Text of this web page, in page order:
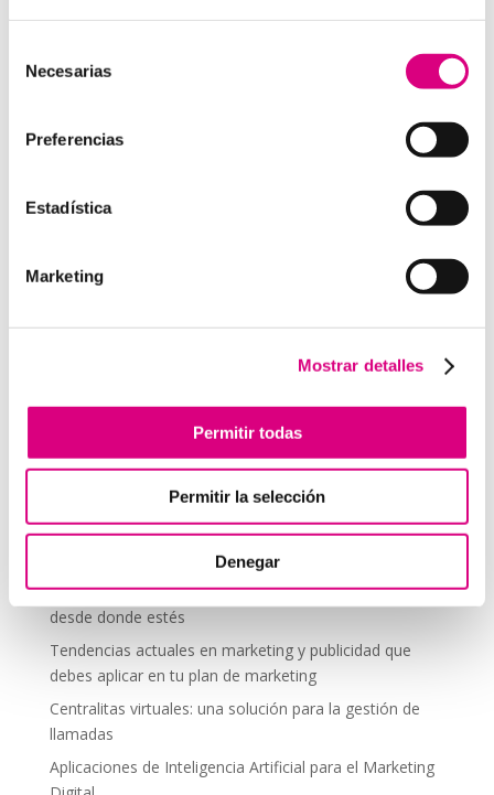
Necesarias
Preferencias
Estadística
Marketing
Mostrar detalles
Permitir todas
Permitir la selección
Denegar
15 años de experiencia, disponemos de un equipo de
negocio.
Telefonía Virtual, Antivirus y Seguridad,
; siempre con las garantías de un trabajo
excelente.
o a
través de nuestro email:
hola@grupo-system.com
para publicar un
comentario.
Telefonía Virtual
Interfonos IP para aerogeneradores: comunicación
Telefonía virtual para el trabajo remoto: comunícate
desde donde estés
Tendencias actuales en marketing y publicidad que
debes aplicar en tu plan de marketing
Centralitas virtuales: una solución para la gestión de
llamadas
Aplicaciones de Inteligencia Artificial para el Marketing